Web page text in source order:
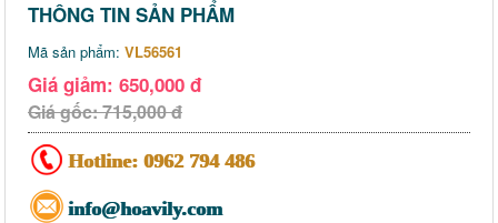
THÔNG TIN SẢN PHẨM
Mã sản phẩm: VL56561
Giá giảm: 650,000 đ
Giá gốc: 715,000 đ
Hotline: 0962 794 486
info@hoavily.com